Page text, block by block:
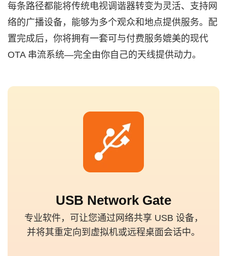
每条路径都能将传统电视调谐器转变为灵活、支持网
络的广播设备，能够为多个观众和地点提供服务。配
置完成后，你将拥有一套可与付费服务媲美的现代
OTA 串流系统—完全由你自己的天线提供动力。
USB Network Gate
专业软件，可让您通过网络共享 USB 设备，
并将其重定向到虚拟机或远程桌面会话中。